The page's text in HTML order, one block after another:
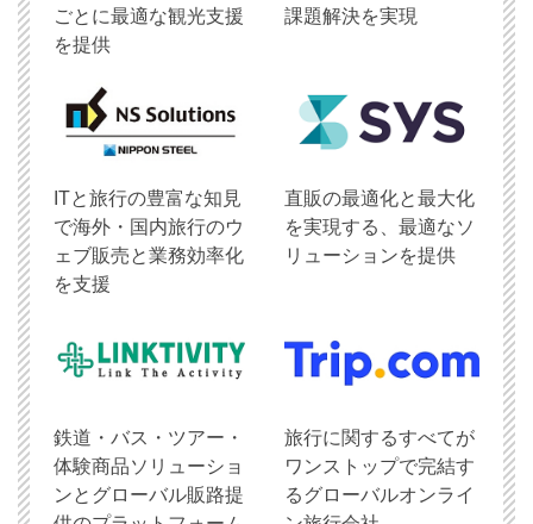
ごとに最適な観光支援
を提供
課題解決を実現
ITと旅行の豊富な知見
で海外・国内旅行のウ
ェブ販売と業務効率化
を支援
直販の最適化と最大化
を実現する、最適なソ
リューションを提供
鉄道・バス・ツアー・
体験商品ソリューショ
ンとグローバル販路提
旅行に関するすべてが
ワンストップで完結す
るグローバルオンライ